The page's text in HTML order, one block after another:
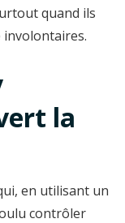
quand ils
involontaires.
la
en utilisant un
contrôler